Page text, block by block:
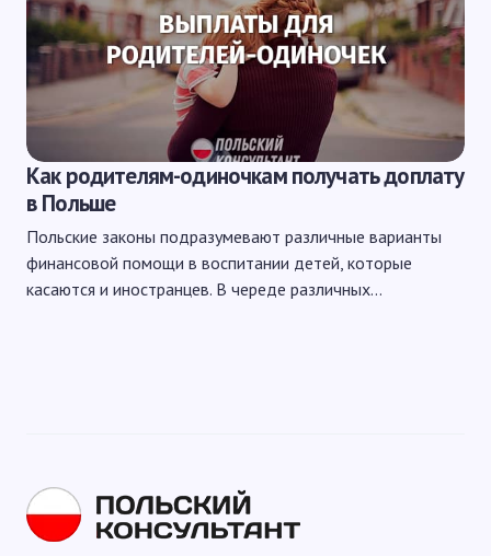
Как родителям-одиночкам получать доплату
в Польше
Польские законы подразумевают различные варианты
финансовой помощи в воспитании детей, которые
касаются и иностранцев. В череде различных…